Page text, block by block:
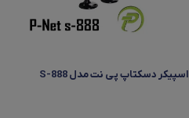
اسپیکر دسکتاپ پی نت مدل S-888